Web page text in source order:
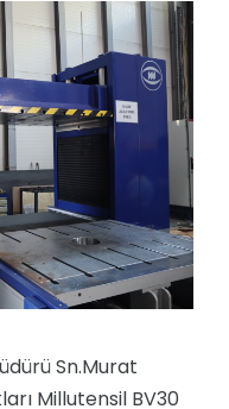
Sn.Murat
Millutensil BV30